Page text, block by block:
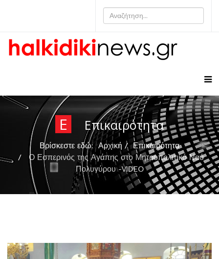
Ε Επικαιρότητα
Βρίσκεστε εδώ:Αρχική
Επικαιρότητα
Ο Εσπερινός της Αγάπης στο Μητροπολιτικό Ναό
Πολυγύρου -VIDEO